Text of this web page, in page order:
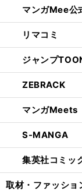
マンガMee公
リマコミ
ジャンプ
ZEBRACK
マンガMeets
S-MANGA
集英社コミッ
取材・ファッショ